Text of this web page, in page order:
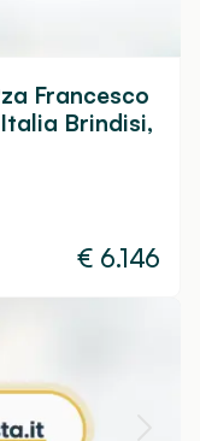
Francesco
Brindisi,
€ 6.146